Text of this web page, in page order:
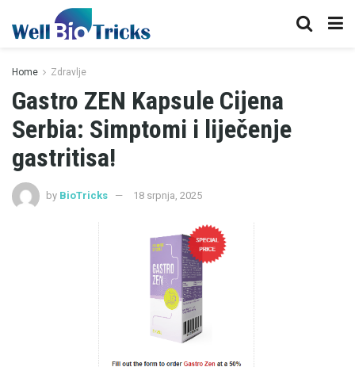
Home Zdravlje
Gastro ZEN Kapsule Cijena
Serbia: Simptomi i liječenje
gastritisa!
by BioTricks 18 srpnja, 2025